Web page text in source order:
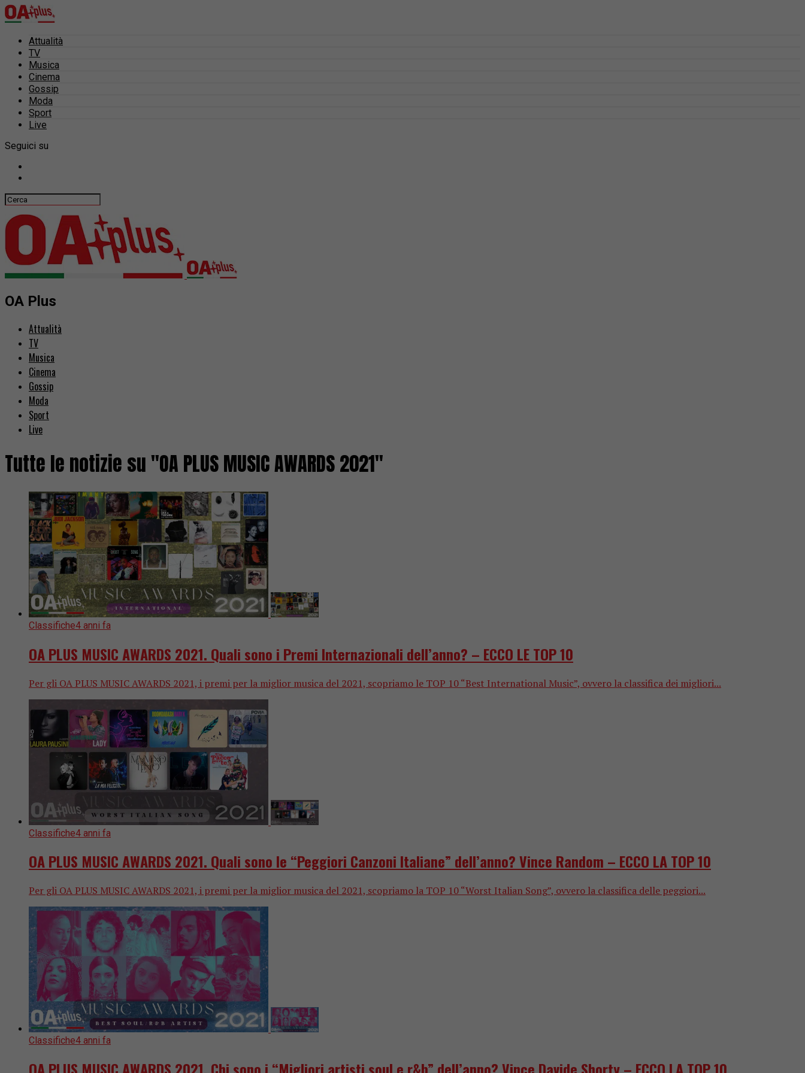
Attualità
TV
Musica
Cinema
Gossip
Moda
Sport
Live
Seguici su
OA Plus
Attualità
TV
Musica
Cinema
Gossip
Moda
Sport
Live
Tutte le notizie su "OA PLUS MUSIC AWARDS 2021"
Classifiche4 anni fa
OA PLUS MUSIC AWARDS 2021. Quali sono i Premi Internazionali dell’anno? – ECCO LE TOP 10
Per gli OA PLUS MUSIC AWARDS 2021, i premi per la miglior musica del 2021, scopriamo le TOP 10 “Best International Music”, ovvero la classifica dei migliori...
Classifiche4 anni fa
OA PLUS MUSIC AWARDS 2021. Quali sono le “Peggiori Canzoni Italiane” dell’anno? Vince Random – ECCO LA TOP 10
Per gli OA PLUS MUSIC AWARDS 2021, i premi per la miglior musica del 2021, scopriamo la TOP 10 “Worst Italian Song”, ovvero la classifica delle peggiori...
Classifiche4 anni fa